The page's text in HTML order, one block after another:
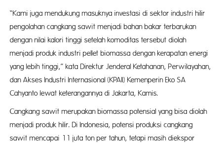
“Kami juga mendukung masuknya investasi di sektor industri hilir
pengolahan cangkang sawit menjadi bahan bakar terbarukan
dengan nilai kalori tinggi setelah komoditas tersebut diolah
menjadi produk industri pellet biomassa dengan kerapatan energi
yang lebih tinggi,” kata Direktur Jenderal Ketahanan, Perwilayahan,
dan Akses Industri Internasional (KPAII) Kemenperin Eko SA
Cahyanto lewat keterangannya di Jakarta, Kamis.
Cangkang sawit merupakan biomassa potensial yang bisa diolah
menjadi produk hilir. Di Indonesia, potensi produksi cangkang
sawit mencapai 11 juta ton per tahun, tetapi masih diekspor